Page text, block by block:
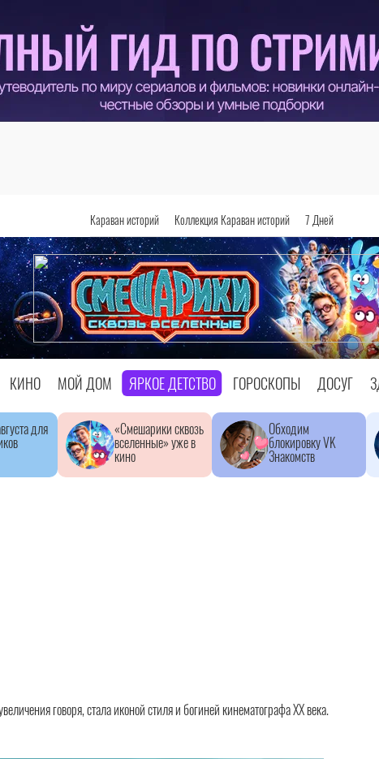
Караван историй Коллекция Караван историй 7 Дней
КИНО МОЙ ДОМ ЯРКОЕ ДЕТСТВО ГОРОСКОПЫ ДОСУГ
для «Смешарики сквозь
вселенные» уже в
кино
Обходим
блокировку VK
Знакомств
говоря, стала иконой стиля и богиней кинематографа ХХ века.